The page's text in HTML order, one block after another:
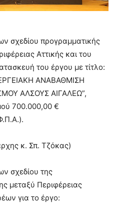
σχεδίου προγραμματικής
Αττικής και του
του έργου με τίτλο:
ΑΝΑΒΑΘΜΙΣΗ
ΑΛΣΟΥΣ ΑΙΓΑΛΕΩ”,
700.000,00 €
κ. Σπ. Τζόκας)
σχεδίου της
μεταξύ Περιφέρειας
για το έργο: